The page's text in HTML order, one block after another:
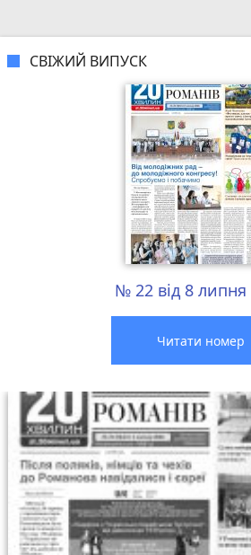
СВІЖИЙ ВИПУСК
№ 22 від 8 липня
Читати номер